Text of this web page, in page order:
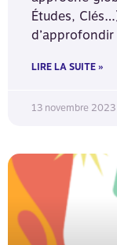
Études,
d’approfondir
LIRE LA SUITE »
13 novembre 2023